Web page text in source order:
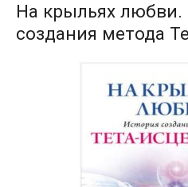
На крыльях любви.
создания метода